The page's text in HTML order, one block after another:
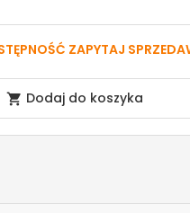
ZAPYTAJ
 Dodaj do koszyka